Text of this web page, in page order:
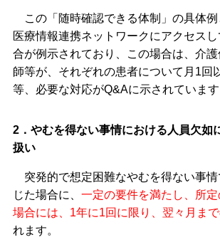
この「随時確認できる体制」の具体
医療情報連携ネットワークにアクセス
合が例示されており、この場合は、介
師等が、それぞれの患者について月1回
等、必要な対応がQ&Aに示されています
2．やむを得ない事情における人員欠如
扱い
突発的で想定困難なやむを得ない事情
じた場合に、 一定の要件を満たし、所
場合には、1年に1回に限り、翌々月ま
れます。